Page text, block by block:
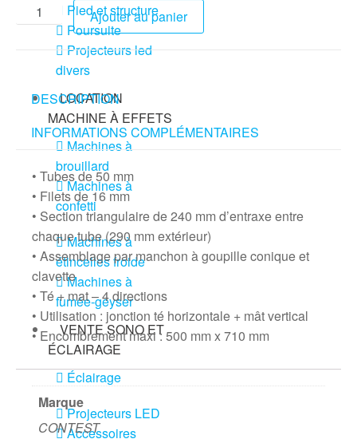
Pied et structure
Poursuite
Projecteurs led
divers
LOCATION
MACHINE À EFFETS
Machines à
brouillard
Machines à
confetti
Machines à
étincelles froide
Machines à
fumée-geyser
VENTE SONO ET
ÉCLAIRAGE
Éclairage
Projecteurs LED
Accessoires
Ajouter au panier
DESCRIPTION
INFORMATIONS COMPLÉMENTAIRES
• Tubes de 50 mm
• Filets de 16 mm
• Section triangulaire de 240 mm d’entraxe entre
chaque tube (290 mm extérieur)
• Assemblage par manchon à goupille conique et
clavette
• Té + mat – 4 directions
• Utilisation : jonction té horizontale + mât vertical
• Encombrement maxi : 500 mm x 710 mm
Marque
CONTEST